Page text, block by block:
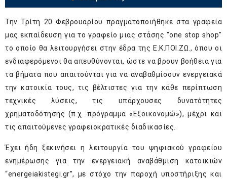
Την Τρίτη 20 Φεβρουαρίου πραγματοποιήθηκε στα γραφεία
μας εκπαίδευση για το γραφείο μιας στάσης "one stop shop"
το οποίο θα λειτουργήσει στην έδρα της Ε.Κ.ΠΟΙ.ΖΩ., όπου οι
ενδιαφερόμενοι θα απευθύνονται, ώστε να βρουν βοήθεια για
τα βήματα που απαιτούνται για να αναβαθμίσουν ενεργειακά
την κατοικία τους, τις βέλτιστες για την κάθε περίπτωση
τεχνικές λύσεις, τις υπάρχουσες δυνατότητες
χρηματοδότησης (π.χ. πρόγραμμα «Εξοικονομώ»), μέχρι και
τις απαιτούμενες γραφειοκρατικές διαδικασίες.
Έχει ήδη ξεκινήσει η λειτουργία του ψηφιακού γραφείου
ενημέρωσης για την ενεργειακή αναβάθμιση κατοικιών
“energeiakistegi.gr”, με στόχο την παροχή υποστήριξης και